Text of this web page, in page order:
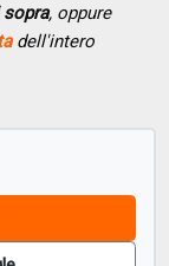
sopra, oppure
dell'intero